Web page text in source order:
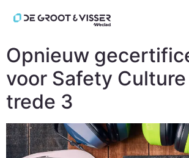
Tag:SCL3
Opnieuw
voor Safety
trede 3